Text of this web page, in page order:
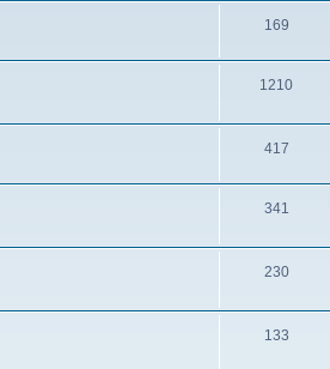
169
1210
417
341
230
133